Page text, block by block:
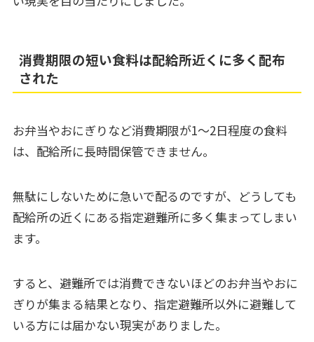
消費期限の短い食料は配給所近くに多く配布
された
お弁当やおにぎりなど消費期限が1～2日程度の食料
は、配給所に長時間保管できません。
無駄にしないために急いで配るのですが、どうしても
配給所の近くにある指定避難所に多く集まってしまい
ます。
すると、避難所では消費できないほどのお弁当やおに
ぎりが集まる結果となり、指定避難所以外に避難して
いる方には届かない現実がありました。